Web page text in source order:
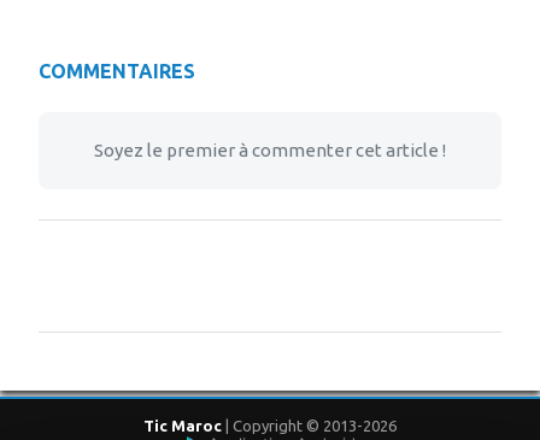
COMMENTAIRES
Soyez le premier à commenter cet article !
Tic Maroc | Copyright © 2013-2026